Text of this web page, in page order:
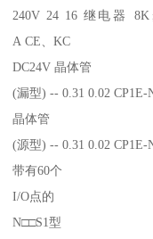
240V 24 16 继电器 8K
A CE、KC
DC24V 晶体管
(漏型) -- 0.31 0.02 CP1E-
晶体管
(源型) -- 0.31 0.02 CP1E-
带有60个
I/O点的
N□□S1型